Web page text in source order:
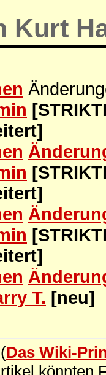
Kurt
T. [neu]
Das Wiki-
könnten